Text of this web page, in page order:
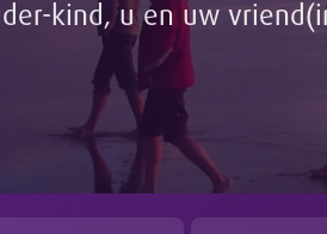
kind, u en uw